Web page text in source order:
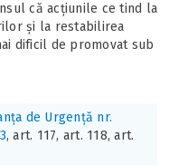
că acțiunile ce tind la
și la restabilirea
dificil de promovat sub
de Urgență nr.
, art. 117, art. 118, art.